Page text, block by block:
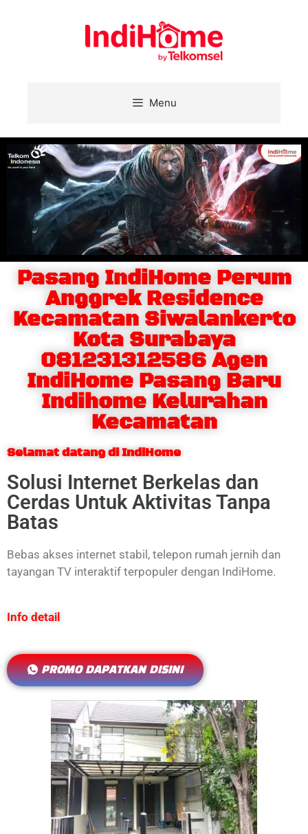
Menu
Pasang IndiHome Perum
Anggrek Residence
Kecamatan Siwalankerto
Kota Surabaya
081231312586 Agen
IndiHome Pasang Baru
Indihome Kelurahan
Kecamatan
Selamat datang di IndiHome
Solusi Internet Berkelas dan
Cerdas Untuk Aktivitas Tanpa
Batas
Bebas akses internet stabil, telepon rumah jernih dan
tayangan TV interaktif terpopuler dengan IndiHome.
Info detail
PROMO DAPATKAN DISINI